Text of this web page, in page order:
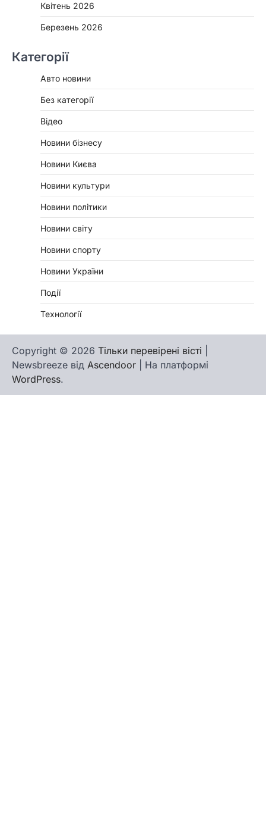
Квітень 2026
Березень 2026
Категорії
Авто новини
Без категорії
Відео
Новини бізнесу
Новини Києва
Новини культури
Новини політики
Новини світу
Новини спорту
Новини України
Події
Технології
Copyright © 2026 Тільки перевірені вісті
Newsbreeze від Ascendoor | На платформі
WordPress.